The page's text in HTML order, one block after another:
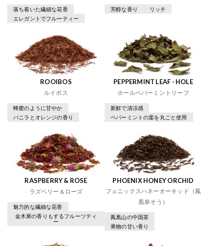
落ち着いた繊細な花香
エレガントでフルーティー
芳醇な香り リッチ
ROOIBOS
ルイボス
蜂蜜のように甘やか
バニラとオレンジの香り
PEPPERMINT LEAF - HOLE
ホールペパーミントリーフ
新鮮で清涼感
ペパーミントの葉を丸ごと使用
RASPBERRY & ROSE
ラズベリー＆ローズ
魅力的な繊細な花香
金木犀の香りもするフルーツティ
ー
PHOENIX HONEY ORCHID
フェニックスハネーオーキッド（鳳
凰単そう）
鳳凰山の中国茶
果物の甘い香り